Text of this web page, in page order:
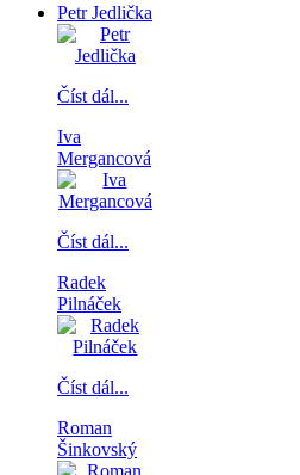
Petr Jedlička
Číst dál...
Iva
Mergancová
Číst dál...
Radek
Pilnáček
Číst dál...
Roman
Šinkovský